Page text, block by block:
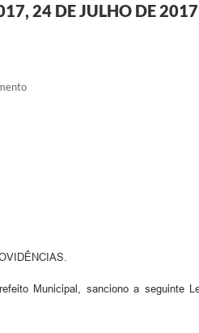
24 DE JULHO DE 2017
Municipal, sanciono a seguinte